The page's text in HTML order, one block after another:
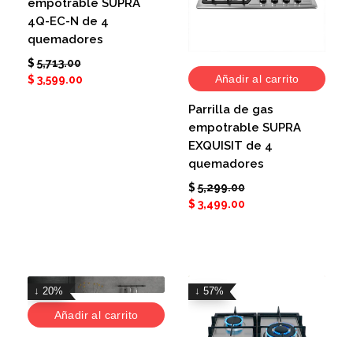
empotrable SUPRA
4Q-EC-N de 4
quemadores
$ 5,713.00
$ 3,599.00 Añadir al carrito
Parrilla de gas
empotrable SUPRA
EXQUISIT de 4
quemadores
$ 5,299.00
$ 3,499.00
↓ 20%
Añadir al carrito
↓ 57%